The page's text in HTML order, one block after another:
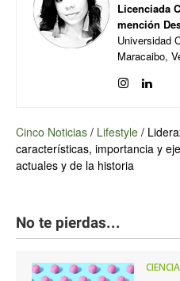
Licenciada
mención
Universidad
Maracaibo,
Cinco Noticias / Lifestyle /
características, importancia y
actuales y de la historia
No te pierdas...